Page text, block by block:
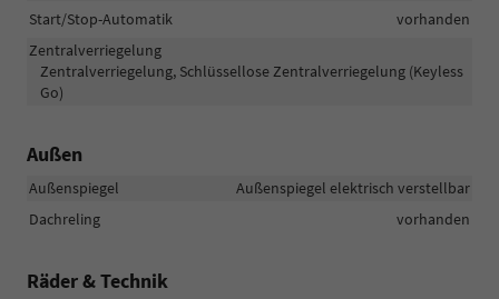
Start/Stop-Automatik
vorhanden
Zentralverriegelung
Zentralverriegelung, Schlüssellose Zentralverriegelung (Keyless
Go)
Außen
Außenspiegel
Außenspiegel elektrisch verstellbar
Dachreling
vorhanden
Räder & Technik